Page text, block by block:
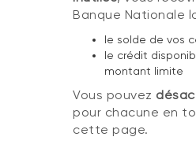
Banque Nationale
le solde de vos
le crédit
montant limite
Vous pouvez
pour chacune en
cette page.